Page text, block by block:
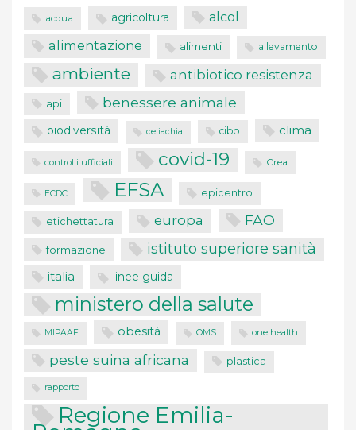
acqua agricoltura alcol
alimentazione alimenti allevamento
ambiente antibiotico resistenza
api benessere animale
biodiversità celiachia cibo clima
controlli ufficiali covid-19 Crea
ECDC EFSA epicentro
etichettatura europa FAO
formazione istituto superiore sanità
italia linee guida
ministero della salute
MIPAAF obesità OMS one health
peste suina africana plastica
rapporto
Regione Emilia-